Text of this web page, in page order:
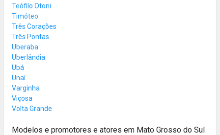
Teófilo Otoni
Timóteo
Três Corações
Três Pontas
Uberaba
Uberlândia
Ubá
Unaí
Varginha
Viçosa
Volta Grande
Modelos e promotores e atores em Mato Grosso do Sul